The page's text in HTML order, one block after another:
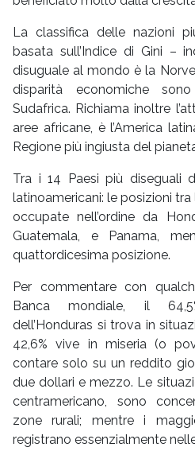
La classifica delle nazioni
basata sull’Indice di Gini –
disuguale al mondo è la
disparità economiche
Sudafrica. Richiama inoltre
aree africane, è l’America
Regione più ingiusta del
Tra i 14 Paesi più diseguali
latinoamericani: le posizioni
occupate nell’ordine da
Guatemala, e Panama,
quattordicesima posizione.
Per commentare con
Banca mondiale, il
dell’Honduras si trova in
42,6% vive in miseria (o
contare solo su un reddito
due dollari e mezzo. Le
centramericano, sono
zone rurali; mentre i
registrano essenzialmente